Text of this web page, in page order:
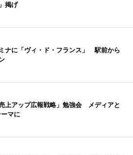
掲げ
ナに「ヴィ・ド・フランス」 駅前から
上アップ広報戦略」勉強会 メディアと
マに